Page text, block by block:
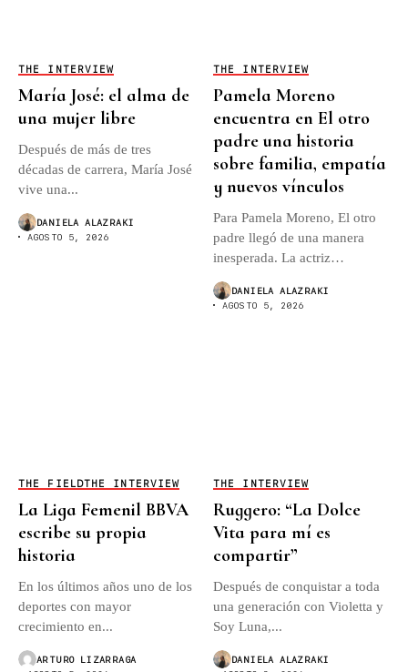
THE INTERVIEW
María José: el alma de
una mujer libre
Después de más de tres
décadas de carrera, María José
vive una...
DANIELA ALAZRAKI
AGOSTO 5, 2026
THE INTERVIEW
Pamela Moreno
encuentra en El otro
padre una historia
sobre familia, empatía
y nuevos vínculos
Para Pamela Moreno, El otro
padre llegó de una manera
inesperada. La actriz
DANIELA ALAZRAKI
AGOSTO 5, 2026
THE FIELDTHE INTERVIEW
La Liga Femenil BBVA
escribe su propia
historia
En los últimos años uno de los
deportes con mayor
crecimiento en...
ARTURO LIZARRAGA
THE INTERVIEW
Ruggero: “La Dolce
Vita para mí es
compartir”
Después de conquistar a toda
una generación con Violetta y
Soy Luna,...
DANIELA ALAZRAKI